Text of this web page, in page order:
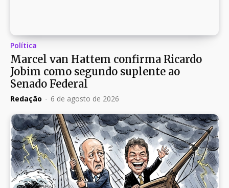
Política
Marcel van Hattem confirma Ricardo
Jobim como segundo suplente ao
Senado Federal
Redação - 6 de agosto de 2026